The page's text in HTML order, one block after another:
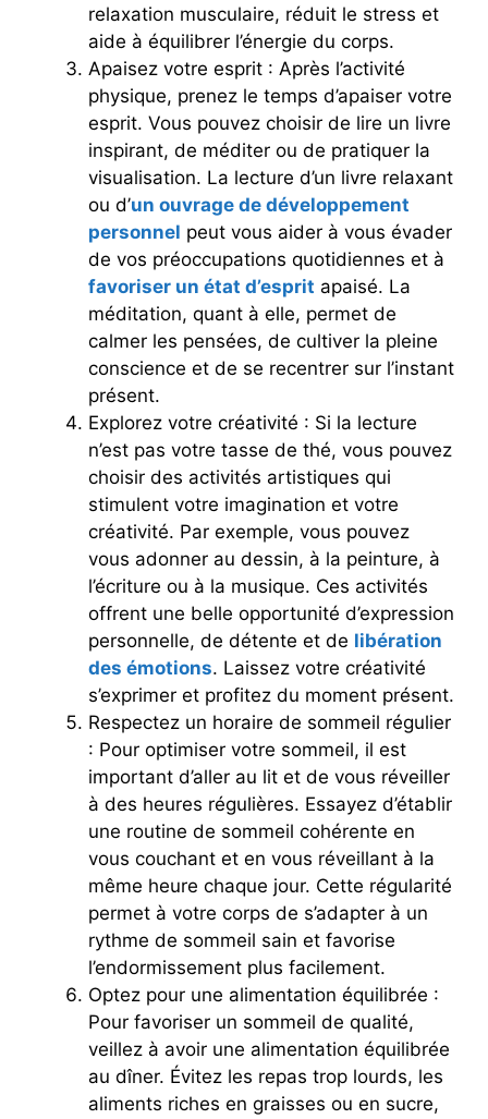
relaxation musculaire, réduit le stress et
aide à équilibrer l’énergie du corps.
Apaisez votre esprit : Après l’activité
physique, prenez le temps d’apaiser votre
esprit. Vous pouvez choisir de lire un livre
inspirant, de méditer ou de pratiquer la
visualisation. La lecture d’un livre relaxant
ou d’un ouvrage de développement
personnel peut vous aider à vous évader
de vos préoccupations quotidiennes et à
favoriser un état d’esprit apaisé. La
méditation, quant à elle, permet de
calmer les pensées, de cultiver la pleine
conscience et de se recentrer sur l’instant
présent.
Explorez votre créativité : Si la lecture
n’est pas votre tasse de thé, vous pouvez
choisir des activités artistiques qui
stimulent votre imagination et votre
créativité. Par exemple, vous pouvez
vous adonner au dessin, à la peinture, à
l’écriture ou à la musique. Ces activités
offrent une belle opportunité d’expression
personnelle, de détente et de libération
des émotions. Laissez votre créativité
s’exprimer et profitez du moment présent.
Respectez un horaire de sommeil régulier
: Pour optimiser votre sommeil, il est
important d’aller au lit et de vous réveiller
à des heures régulières. Essayez d’établir
une routine de sommeil cohérente en
vous couchant et en vous réveillant à la
même heure chaque jour. Cette régularité
permet à votre corps de s’adapter à un
rythme de sommeil sain et favorise
l’endormissement plus facilement.
Optez pour une alimentation équilibrée :
Pour favoriser un sommeil de qualité,
veillez à avoir une alimentation équilibrée
au dîner. Évitez les repas trop lourds, les
aliments riches en graisses ou en sucre,